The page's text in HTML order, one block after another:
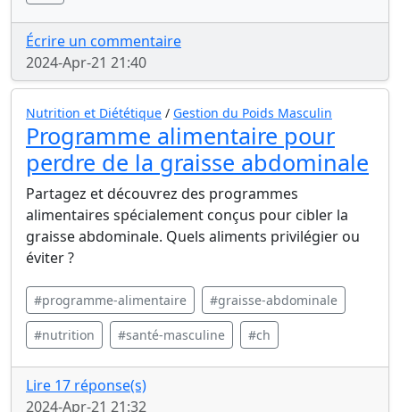
Écrire un commentaire
2024-Apr-21 21:40
Nutrition et Diététique / Gestion du Poids Masculin
Programme alimentaire pour
perdre de la graisse abdominale
Partagez et découvrez des programmes
alimentaires spécialement conçus pour cibler la
graisse abdominale. Quels aliments privilégier ou
éviter ?
#programme-alimentaire #graisse-abdominale
#nutrition #santé-masculine #ch
Lire 17 réponse(s)
2024-Apr-21 21:32